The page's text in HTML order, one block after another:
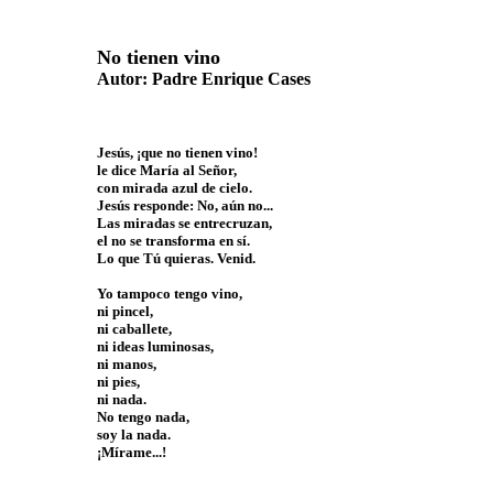
No tienen vino
Autor: Padre Enrique Cases
Jesús, ¡que no tienen vino!
le dice María al Señor,
con mirada azul de cielo.
Jesús responde: No, aún no...
Las miradas se entrecruzan,
el no se transforma en sí.
Lo que Tú quieras. Venid.
Yo tampoco tengo vino,
ni pincel,
ni caballete,
ni ideas luminosas,
ni manos,
ni pies,
ni nada.
No tengo nada,
soy la nada.
¡Mírame...!